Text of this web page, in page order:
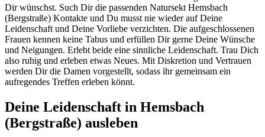
Dir wünschst. Such Dir die passenden Natursekt Hemsbach
(Bergstraße) Kontakte und Du musst nie wieder auf Deine
Leidenschaft und Deine Vorliebe verzichten. Die aufgeschlossenen
Frauen kennen keine Tabus und erfüllen Dir gerne Deine Wünsche
und Neigungen. Erlebt beide eine sinnliche Leidenschaft. Trau Dich
also ruhig und erleben etwas Neues. Mit Diskretion und Vertrauen
werden Dir die Damen vorgestellt, sodass ihr gemeinsam ein
aufregendes Treffen erleben könnt.
Deine Leidenschaft in Hemsbach
(Bergstraße) ausleben